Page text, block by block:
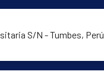
S/N - Tumbes, Perú